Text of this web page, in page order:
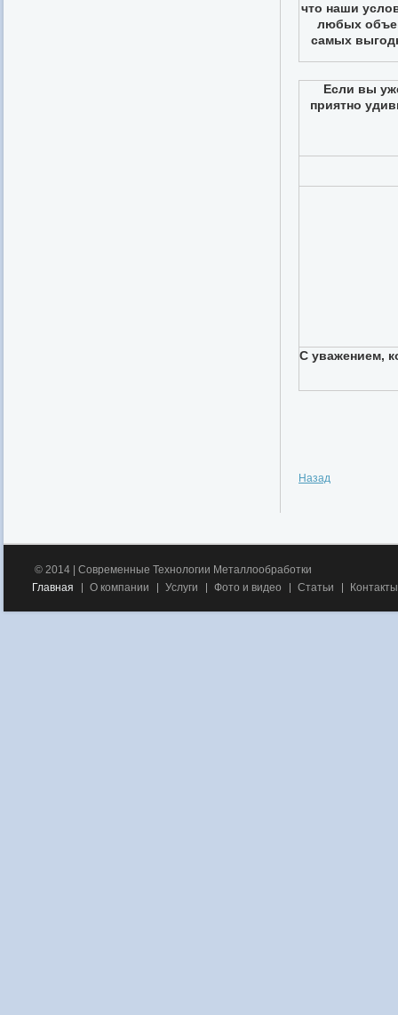
что наши
любых
самых
Если вы
приятно
С уважением,
Назад
© 2014 | Современные Технологии Металлообработки
Главная
О компании Услуги Фото и видео Статьи Контакты